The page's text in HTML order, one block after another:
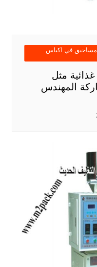
مساحيق في اكياس
غذائية مثل
موديل 902 ماركة المهندس